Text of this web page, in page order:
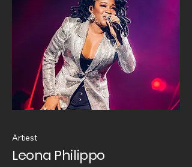
Artiest
Leona Philippo